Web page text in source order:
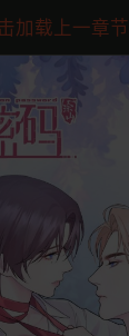
加载上一章节